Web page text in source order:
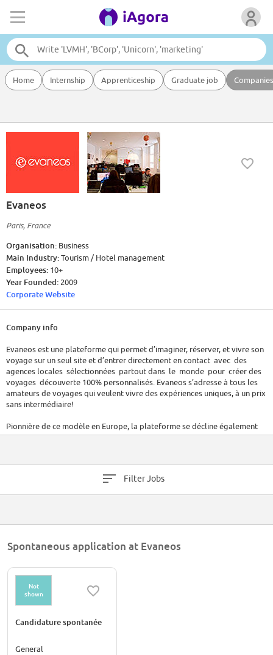
Home Internship Apprenticeship Graduate job Companies
Evaneos
Paris, France
Organisation: Business
Main Industry:Tourism / Hotel management
Employees: 10+
Year Founded: 2009
Corporate Website
Company info
Evaneos est une plateforme qui permet d’imaginer, réserver, et vivre son
voyage sur un seul site et d’entrer directement en contact avec des
agences locales sélectionnées partout dans le monde pour créer des
voyages découverte 100% personnalisés. Evaneos s’adresse à tous les
amateurs de voyages qui veulent vivre des expériences uniques, à un prix
sans intermédiaire!
Pionnière de ce modèle en Europe, la plateforme se décline également
dans des versions anglaise (evaneos
Avec ses 400.000 membres, Evaneos est présent dans 150
voyageurs satisfaits à 96%.
Filter Jobs
Spontaneous application at Evaneos
Not
shown
Candidature spontanée
General